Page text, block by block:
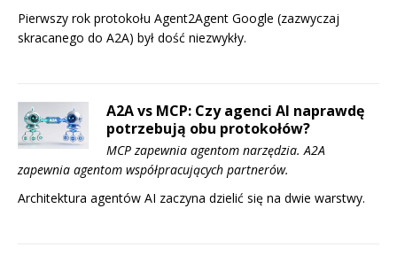
Pierwszy rok protokołu Agent2Agent Google (zazwyczaj
skracanego do A2A) był dość niezwykły.
A2A vs MCP: Czy agenci AI naprawdę
potrzebują obu protokołów?
MCP zapewnia agentom narzędzia. A2A
zapewnia agentom współpracujących partnerów.
Architektura agentów AI zaczyna dzielić się na dwie warstwy.